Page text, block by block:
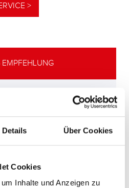
Details Über Cookies
Cookies
Inhalte und Anzeigen zu
>